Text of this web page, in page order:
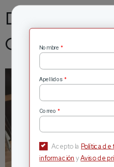
Nombre *
Apellidos *
Correo *
Acepto la Política
información y Aviso de
Desarrollo
Colombia